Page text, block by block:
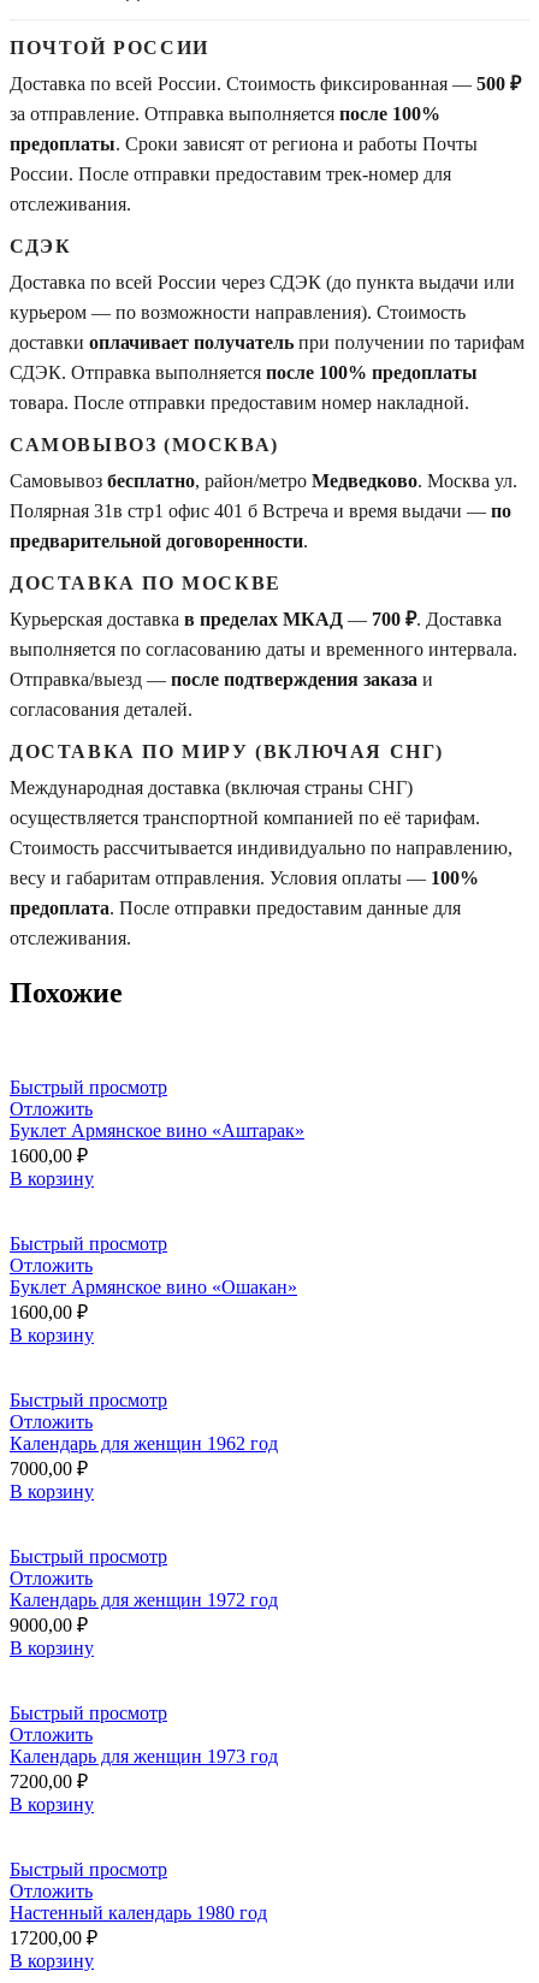
ПОЧТОЙ РОССИИ
Доставка по всей России. Стоимость фиксированная — 500 ₽
за отправление. Отправка выполняется после 100%
предоплаты. Сроки зависят от региона и работы Почты
России. После отправки предоставим трек-номер для
отслеживания.
СДЭК
Доставка по всей России через СДЭК (до пункта выдачи или
курьером — по возможности направления). Стоимость
доставки оплачивает получатель при получении по тарифам
СДЭК. Отправка выполняется после 100% предоплаты
товара. После отправки предоставим номер накладной.
САМОВЫВОЗ (МОСКВА)
Самовывоз бесплатно, район/метро Медведково. Москва ул.
Полярная 31в стр1 офис 401 б Встреча и время выдачи — по
предварительной договоренности.
ДОСТАВКА ПО МОСКВЕ
Курьерская доставка в пределах МКАД — 700 ₽. Доставка
выполняется по согласованию даты и временного интервала.
Отправка/выезд — после подтверждения заказа и
согласования деталей.
ДОСТАВКА ПО МИРУ (ВКЛЮЧАЯ СНГ)
Международная доставка (включая страны СНГ)
осуществляется транспортной компанией по её тарифам.
Стоимость рассчитывается индивидуально по направлению,
весу и габаритам отправления. Условия оплаты — 100%
предоплата. После отправки предоставим данные для
отслеживания.
Похожие
Быстрый просмотр
Отложить
Буклет Армянское вино «Аштарак»
1600,00 ₽
В корзину
Быстрый просмотр
Отложить
Буклет Армянское вино «Ошакан»
1600,00 ₽
В корзину
Быстрый просмотр
Отложить
Календарь для женщин 1962 год
7000,00 ₽
В корзину
Быстрый просмотр
Отложить
Календарь для женщин 1972 год
9000,00 ₽
В корзину
Быстрый просмотр
Отложить
Календарь для женщин 1973 год
7200,00 ₽
В корзину
Быстрый просмотр
Отложить
Настенный календарь 1980 год
17200,00 ₽
В корзину